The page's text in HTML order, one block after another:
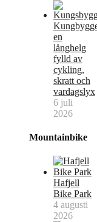
en
långhelg
fylld av
cykling,
skratt och
vardagslyx
6 juli
2026
Mountainbike
Hafjell
Bike Park
4 augusti
2026